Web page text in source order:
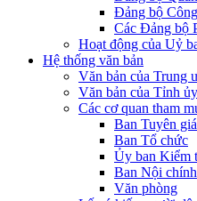
Đảng bộ
Các Đảng bộ
Hoạt động của Uỷ
Hệ thống văn bản
Văn bản của Trung
Văn bản của Tỉnh ủy
Các cơ quan tham
Ban Tuyên
Ban Tổ chức
Ủy ban Kiểm
Ban Nội chính
Văn phòng